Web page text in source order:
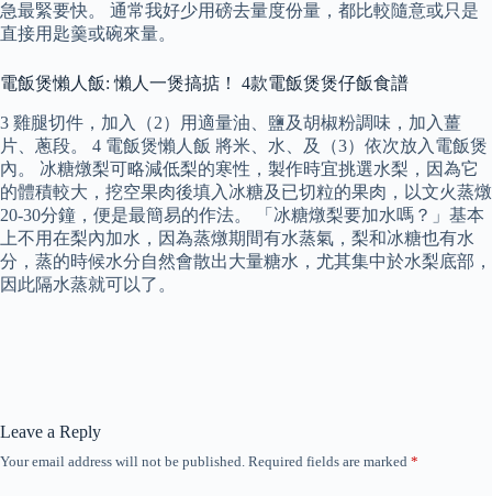
急最緊要快。 通常我好少用磅去量度份量，都比較隨意或只是
直接用匙羹或碗來量。
電飯煲懶人飯: 懶人一煲搞掂！ 4款電飯煲煲仔飯食譜
3 雞腿切件，加入（2）用適量油、鹽及胡椒粉調味，加入薑
片、蔥段。 4 電飯煲懶人飯 將米、水、及（3）依次放入電飯煲
內。 冰糖燉梨可略減低梨的寒性，製作時宜挑選水梨，因為它
的體積較大，挖空果肉後填入冰糖及已切粒的果肉，以文火蒸燉
20-30分鐘，便是最簡易的作法。 「冰糖燉梨要加水嗎？」基本
上不用在梨內加水，因為蒸燉期間有水蒸氣，梨和冰糖也有水
分，蒸的時候水分自然會散出大量糖水，尤其集中於水梨底部，
因此隔水蒸就可以了。
Leave a Reply
Your email address will not be published. Required fields are marked *